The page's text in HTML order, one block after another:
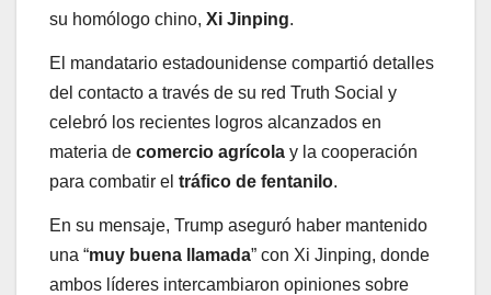
su homólogo chino, Xi Jinping.
El mandatario estadounidense compartió detalles
del contacto a través de su red Truth Social y
celebró los recientes logros alcanzados en
materia de comercio agrícola y la cooperación
para combatir el tráfico de fentanilo.
En su mensaje, Trump aseguró haber mantenido
una “muy buena llamada” con Xi Jinping, donde
ambos líderes intercambiaron opiniones sobre